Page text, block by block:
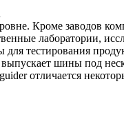
Кроме заводов
лаборатории,
тестирования
шины под
отличается